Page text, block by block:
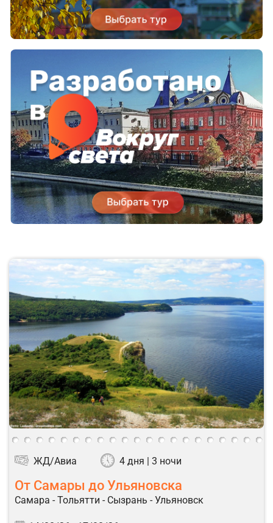
ЖД/Авиа 4 дня | 3 ночи
От Самары до Ульяновска
Самара - Тольятти - Сызрань - Ульяновск